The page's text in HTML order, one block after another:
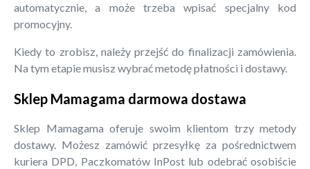
automatycznie, a może trzeba wpisać specjalny kod
promocyjny.
Kiedy to zrobisz, należy przejść do finalizacji zamówienia.
Na tym etapie musisz wybrać metodę płatności i dostawy.
Sklep Mamagama darmowa dostawa
Sklep Mamagama oferuje swoim klientom trzy metody
dostawy. Możesz zamówić przesyłkę za pośrednictwem
kuriera DPD, Paczkomatów InPost lub odebrać osobiście